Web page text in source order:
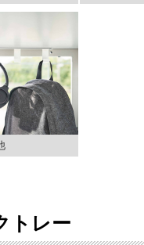
トレー